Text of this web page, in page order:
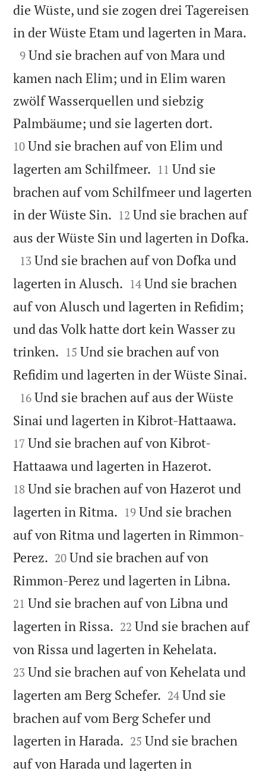
die Wüste, und sie zogen drei Tagereisen
in der Wüste Etam und lagerten in Mara.

9 Und sie brachen auf von Mara und
kamen nach Elim; und in Elim waren
zwölf Wasserquellen und siebzig
Palmbäume; und sie lagerten dort.
10 Und sie brachen auf von Elim und
lagerten am Schilfmeer. 

11 Und sie
brachen auf vom Schilfmeer und lagerten
in der Wüste Sin. 

12 Und sie brachen auf
aus der Wüste Sin und lagerten in Dofka.

13 Und sie brachen auf von Dofka und
lagerten in Alusch. 

14 Und sie brachen
auf von Alusch und lagerten in Refidim;
und das Volk hatte dort kein Wasser zu
trinken. 

15 Und sie brachen auf von
Refidim und lagerten in der Wüste Sinai.

16 Und sie brachen auf aus der Wüste
Sinai und lagerten in Kibrot-Hattaawa.
17 Und sie brachen auf von Kibrot-
Hattaawa und lagerten in Hazerot.
18 Und sie brachen auf von Hazerot und
lagerten in Ritma. 

19 Und sie brachen
auf von Ritma und lagerten in Rimmon-
Perez. 

20 Und sie brachen auf von
Rimmon-Perez und lagerten in Libna.
21 Und sie brachen auf von Libna und
lagerten in Rissa. 

22 Und sie brachen auf
von Rissa und lagerten in Kehelata.
23 Und sie brachen auf von Kehelata und
lagerten am Berg Schefer. 

24 Und sie
brachen auf vom Berg Schefer und
lagerten in Harada. 

25 Und sie brachen
auf von Harada und lagerten in